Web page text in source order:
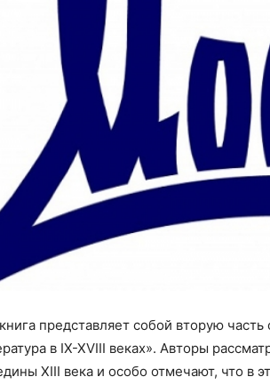
представляет собой вторую
в IX-XVIII веках». Авторы
XIII века и особо отмечают, что в